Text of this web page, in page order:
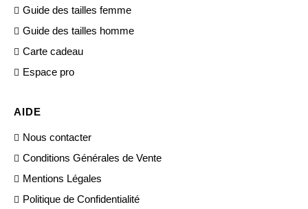
Guide des tailles femme
Guide des tailles homme
Carte cadeau
Espace pro
AIDE
Nous contacter
Conditions Générales de Vente
Mentions Légales
Politique de Confidentialité